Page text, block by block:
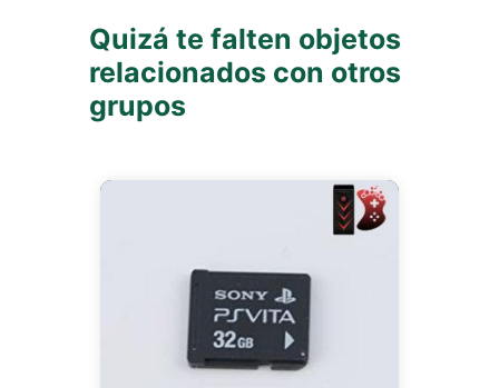
Quizá te falten objetos
relacionados con otros
grupos